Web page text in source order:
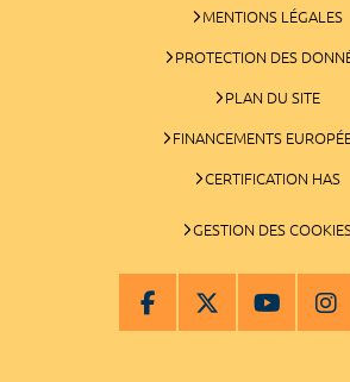
MENTIONS LÉGALES
PROTECTION DES
PLAN DU SITE
FINANCEMENTS
CERTIFICATION HAS
GESTION DES